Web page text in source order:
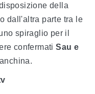
della
dall'altra parte tra le
spiraglio per il
confermatiSau e